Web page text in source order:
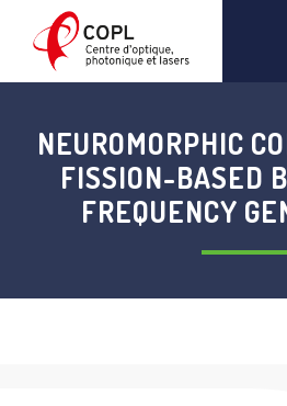
contenu
NEUROMORPHIC
FISSION-BASED
FREQUENCY